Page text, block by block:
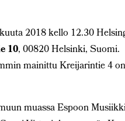
2018 kello 12.30
10, 00820 Helsinki, Suomi.
mainittu Kreijarintie 4
muassa Espoon